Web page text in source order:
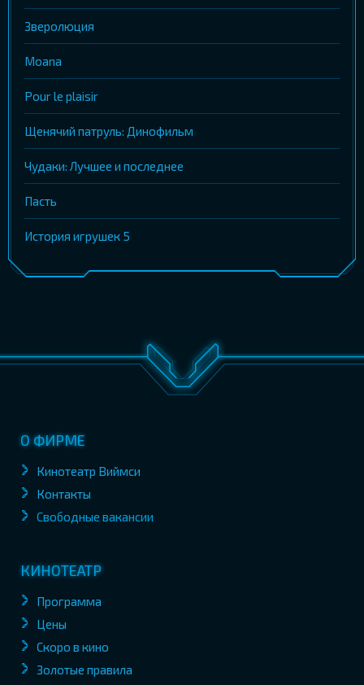
Зверолюция
Moana
Pour le plaisir
Щенячий патруль: Динофильм
Чудаки: Лучшее и последнее
Пасть
История игрушек 5
О ФИРМЕ
Кинотеатр Виймси
Контакты
Свободные вакансии
КИНОТЕАТР
Программа
Цены
Скоро в кино
Золотые правила